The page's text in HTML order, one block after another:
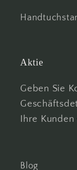
Aktie
Geben Sie
Ihre
Blog